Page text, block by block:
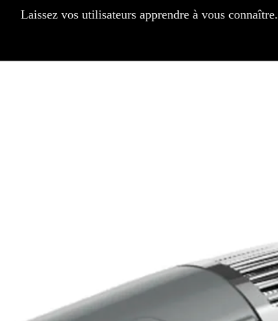
Laissez vos utilisateurs apprendre à vous connaître.